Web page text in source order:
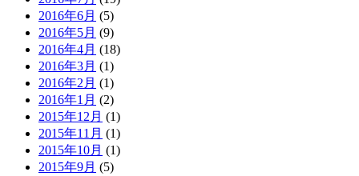
2016年6月 (5)
2016年5月 (9)
2016年4月 (18)
2016年3月 (1)
2016年2月 (1)
2016年1月 (2)
2015年12月 (1)
2015年11月 (1)
2015年10月 (1)
2015年9月 (5)